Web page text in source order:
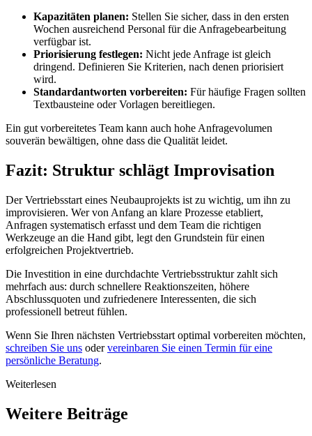
Kapazitäten planen: Stellen Sie sicher, dass in den ersten
Wochen ausreichend Personal für die Anfragebearbeitung
verfügbar ist.
Priorisierung festlegen: Nicht jede Anfrage ist gleich
dringend. Definieren Sie Kriterien, nach denen priorisiert
wird.
Standardantworten vorbereiten: Für häufige Fragen sollten
Textbausteine oder Vorlagen bereitliegen.
Ein gut vorbereitetes Team kann auch hohe Anfragevolumen
souverän bewältigen, ohne dass die Qualität leidet.
Fazit: Struktur schlägt Improvisation
Der Vertriebsstart eines Neubauprojekts ist zu wichtig, um ihn zu
improvisieren. Wer von Anfang an klare Prozesse etabliert,
Anfragen systematisch erfasst und dem Team die richtigen
Werkzeuge an die Hand gibt, legt den Grundstein für einen
erfolgreichen Projektvertrieb.
Die Investition in eine durchdachte Vertriebsstruktur zahlt sich
mehrfach aus: durch schnellere Reaktionszeiten, höhere
Abschlussquoten und zufriedenere Interessenten, die sich
professionell betreut fühlen.
Wenn Sie Ihren nächsten Vertriebsstart optimal vorbereiten möchten,
schreiben Sie uns odervereinbaren Sie einen Termin für eine
persönliche Beratung.
Weiterlesen
Weitere Beiträge